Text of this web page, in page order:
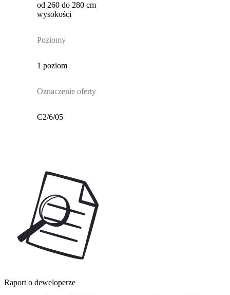
od 260 do 280 cm
wysokości
Poziomy
1 poziom
Oznaczenie oferty
C2/6/05
Raport o deweloperze